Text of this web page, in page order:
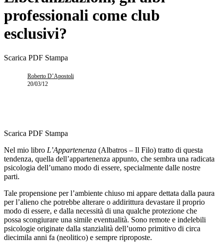
professionali come club
esclusivi?
Scarica PDF Stampa
Roberto D’Apostoli
20/03/12
Scarica PDF Stampa
Nel mio libro L’Appartenenza (Albatros – Il Filo) tratto di questa
tendenza, quella dell’appartenenza appunto, che sembra una radicata
psicologia dell’umano modo di essere, specialmente dalle nostre
parti.
Tale propensione per l’ambiente chiuso mi appare dettata dalla paura
per l’alieno che potrebbe alterare o addirittura devastare il proprio
modo di essere, e dalla necessità di una qualche protezione che
possa scongiurare una simile eventualità. Sono remote e indelebili
psicologie originate dalla stanzialità dell’uomo primitivo di circa
diecimila anni fa (neolitico) e sempre riproposte.